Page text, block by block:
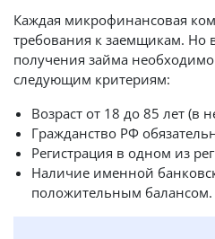
Каждая микрофинансовая
требования к заемщикам. Но
получения займа необходимо
следующим критериям:
Возраст от 18 до 85 лет (в
Гражданство РФ
Регистрация в одном из
Наличие именной
положительным балансом.